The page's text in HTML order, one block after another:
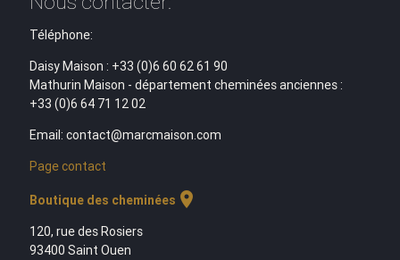
Téléphone:
Daisy Maison : +33 (0)6 60 62 61 90
Mathurin Maison - département cheminées anciennes :
+33 (0)6 64 71 12 02
Email: contact@marcmaison.com
Page contact
Boutique des cheminées location_on
120, rue des Rosiers
93400 Saint Ouen